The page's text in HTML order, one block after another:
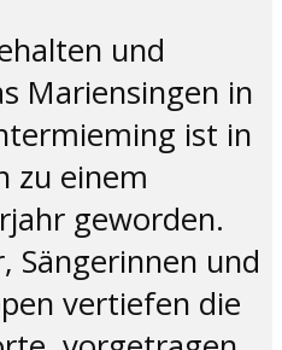
und
Mariensingen in
ist in
zu einem
geworden.
Sängerinnen und
vertiefen die